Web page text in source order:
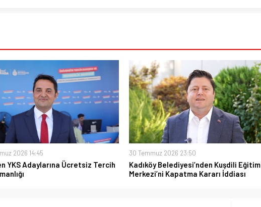
2026 14:45
YKS Adaylarına Ücretsiz Tercih
30 Temmuz 2026 23:50
Kadıköy Belediyesi’nden Kuşdili Eğitim
Merkezi’ni Kapatma Kararı İddiası